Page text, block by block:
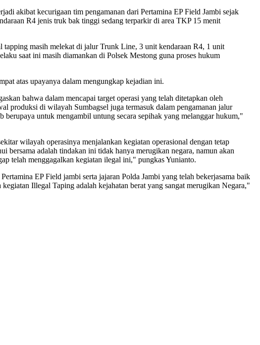
akibat kecurigaan tim pengamanan dari Pertamina EP Field Jambi sejak
R4 jenis truk bak tinggi sedang terparkir di area TKP 15 menit
tapping masih melekat di jalur Trunk Line, 3 unit kendaraan R4, 1 unit
saat ini masih diamankan di Polsek Mestong guna proses hukum
atas upayanya dalam mengungkap kejadian ini.
bahwa dalam mencapai target operasi yang telah ditetapkan oleh
produksi di wilayah Sumbagsel juga termasuk dalam pengamanan jalur
untuk mengambil untung secara sepihak yang melanggar hukum,"
wilayah operasinya menjalankan kegiatan operasional dengan tetap
bersama adalah tindakan ini tidak hanya merugikan negara, namun akan
telah menggagalkan kegiatan ilegal ini," pungkas Yunianto.
EP Field jambi serta jajaran Polda Jambi yang telah bekerjasama baik
Illegal Taping adalah kejahatan berat yang sangat merugikan Negara,"